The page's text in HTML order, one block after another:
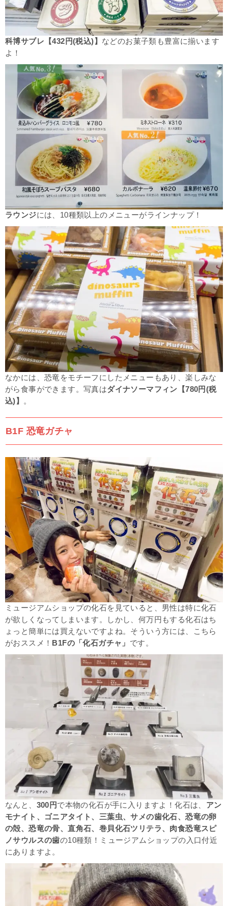
科博サブレ【432円(税込)】 などのお菓子類も豊富に揃います
よ！
ラウンジには、10種類以上のメニューがラインナップ！
なかには、恐竜をモチーフにしたメニューもあり、楽しみな
がら食事ができます。写真はダイナソーマフィン【780円(税
込)】
。
B1F 恐竜ガチャ
ミュージアムショップの化石を見ていると、男性は特に化石
が欲しくなってしまいます。しかし、何万円もする化石はち
ょっと簡単には買えないですよね。そういう方には、こちら
がおススメ！ B1Fの「化石ガチャ」 です。
なんと、 300円で本物の化石が手に入りますよ！化石は、 アン
モナイト、ゴニアタイト、三葉虫、サメの歯化石、恐竜の卵
の殻、恐竜の骨、直角石、巻貝化石ツリテラ、肉食恐竜スピ
ノサウルスの歯の10種類！ミュージアムショップの入口付近
にありますよ。